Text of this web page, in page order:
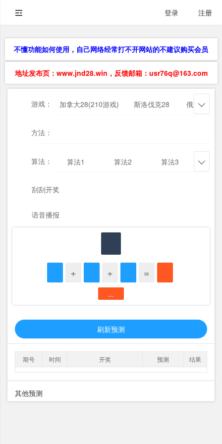
登录 注册
不懂功能如何使用，自己网络经常打不开网站的不建议购买会员
地址发布页：www.jnd28.win，反馈邮箱：usr76q@163.com
游戏： 加拿大28(210游戏) 斯洛伐克28 俄勒冈28

方法：
算法： 算法1 算法2 算法3 
刮刮开奖
语音播报
+ + =
...
刷新预测
期号 时间 开奖 预测 结果
其他预测